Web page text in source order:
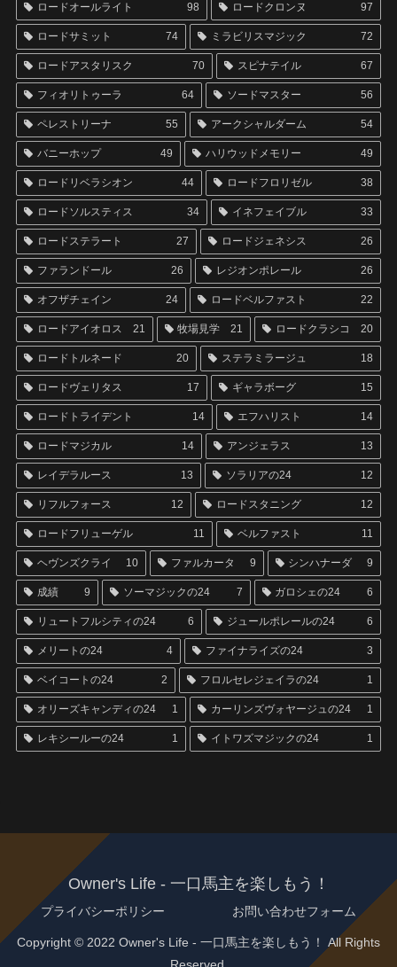
ロードオールライト 98 ロードクロンヌ 97
ロードサミット 74 ミラビリスマジック 72
ロードアスタリスク 70 スピナテイル 67
フィオリトゥーラ 64 ソードマスター 56
ペレストリーナ 55 アークシャルダーム 54
バニーホップ 49 ハリウッドメモリー 49
ロードリベラシオン 44 ロードフロリゼル 38
ロードソルスティス 34 イネフェイブル 33
ロードステラート 27 ロードジェネシス 26
ファランドール 26 レジオンポレール 26
オフザチェイン 24 ロードベルファスト 22
ロードアイオロス 21 牧場見学 21 ロードクラシコ 20
ロードトルネード 20 ステラミラージュ 18
ロードヴェリタス 17 ギャラボーグ 15
ロードトライデント 14 エフハリスト 14
ロードマジカル 14 アンジェラス 13
レイデラルース 13 ソラリアの24 12
リフルフォース 12 ロードスタニング 12
ロードフリューゲル 11 ベルファスト 11
ヘヴンズクライ 10 ファルカータ 9 シンハナーダ 9
成績 9 ソーマジックの24 7 ガロシェの24 6
リュートフルシティの24 6 ジュールポレールの24 6
メリートの24 4 ファイナライズの24 3
ベイコートの24 2 フロルセレジェイラの24 1
オリーズキャンディの24 1 カーリンズヴォヤージュの24 1
レキシールーの24 1 イトワズマジックの24 1
Owner's Life - 一口馬主を楽しもう！
プライバシーポリシー お問い合わせフォーム
Copyright © 2022 Owner's Life - 一口馬主を楽しもう！ All Rights
Reserved.